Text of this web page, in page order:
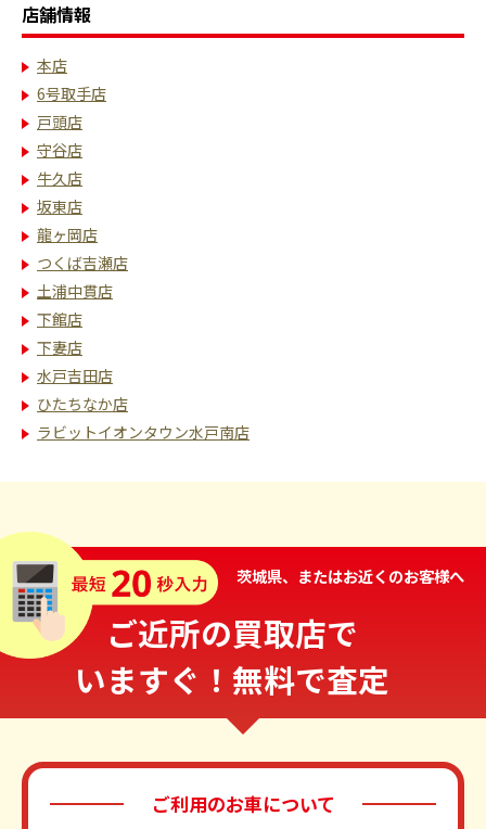
店舗情報
本店
6号取手店
戸頭店
守谷店
牛久店
坂東店
龍ヶ岡店
つくば吉瀬店
土浦中貫店
下館店
下妻店
水戸吉田店
ひたちなか店
ラビットイオンタウン水戸南店
茨城県、またはお近くのお客様へ
ご近所の買取店で
いますぐ！無料で査定
ご利用のお車について